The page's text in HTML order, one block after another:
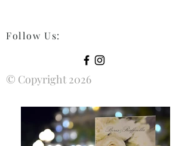
Follow Us:
© Copyright 2026